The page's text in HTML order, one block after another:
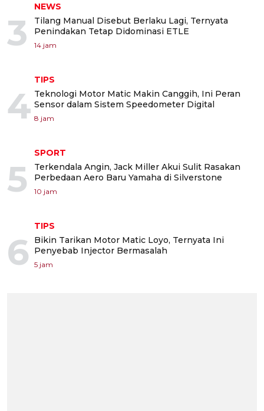
3
NEWS
Tilang Manual Disebut Berlaku Lagi, Ternyata
Penindakan Tetap Didominasi ETLE
14 jam
4
TIPS
Teknologi Motor Matic Makin Canggih, Ini Peran
Sensor dalam Sistem Speedometer Digital
8 jam
5
SPORT
Terkendala Angin, Jack Miller Akui Sulit Rasakan
Perbedaan Aero Baru Yamaha di Silverstone
10 jam
6
TIPS
Bikin Tarikan Motor Matic Loyo, Ternyata Ini
Penyebab Injector Bermasalah
5 jam